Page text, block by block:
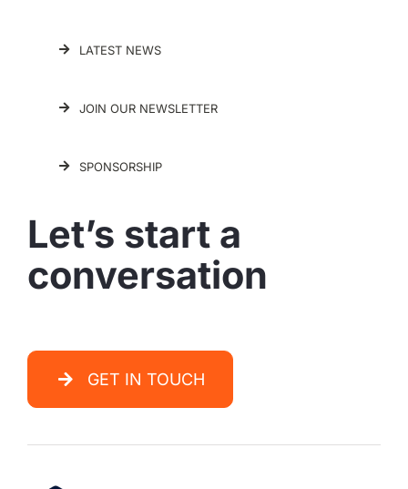
LATEST NEWS
JOIN OUR NEWSLETTER
SPONSORSHIP
Let’s start a
conversation
GET IN TOUCH